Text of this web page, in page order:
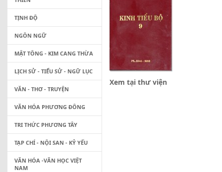
Xem tại thư viện
TỊNH ĐỘ
NGÔN NGỮ
MẬT TÔNG - KIM CANG THỪA
LỊCH SỬ - TIỂU SỬ - NGỮ LỤC
VĂN - THƠ - TRUYỆN
VĂN HÓA PHƯƠNG ĐÔNG
TRI THỨC PHƯƠNG TÂY
TẠP CHÍ - NỘI SAN - KỶ YẾU
VĂN HÓA -VĂN HỌC VIỆT
NAM